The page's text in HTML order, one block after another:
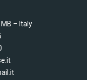
MB – Italy